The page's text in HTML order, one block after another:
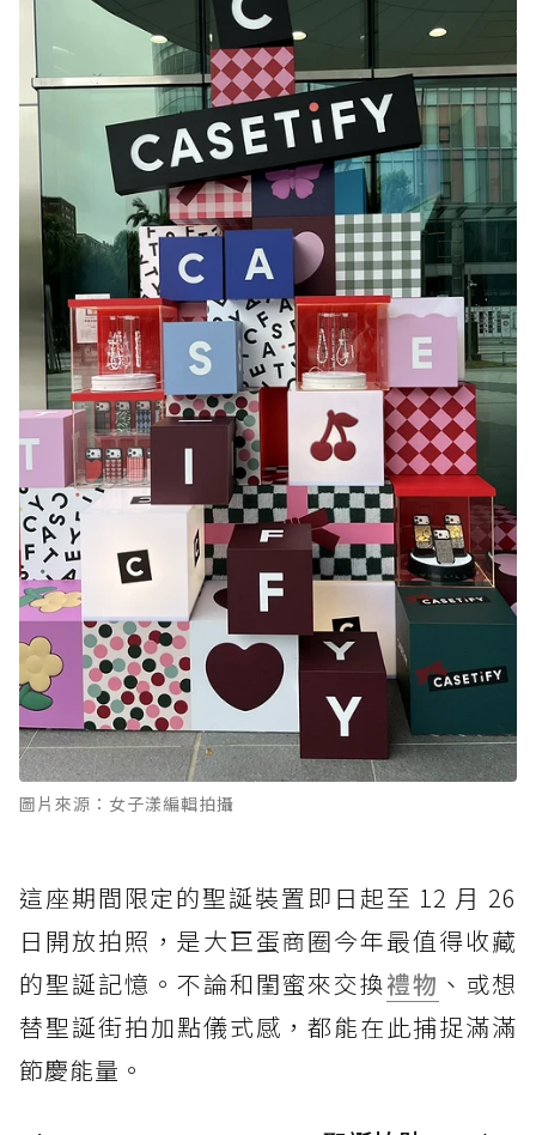
圖片來源：女子漾編輯拍攝
這座期間限定的聖誕裝置即日起至 12 月 26
日開放拍照，是大巨蛋商圈今年最值得收藏
的聖誕記憶。不論和閨蜜來交換禮物 、或想
替聖誕街拍加點儀式感，都能在此捕捉滿滿
節慶能量。